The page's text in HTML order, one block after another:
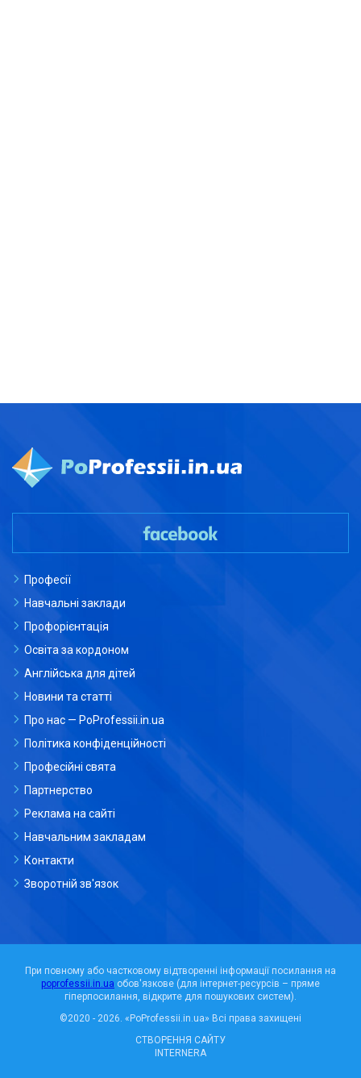
Професії
Навчальні заклади
Профорієнтація
Освіта за кордоном
Англійська для дітей
Новини та статті
Про нас — PoProfessii.in.ua
Політика конфіденційності
Професійні свята
Партнерство
Реклама на сайті
Навчальним закладам
Контакти
Зворотній зв'язок
При повному або частковому відтворенні інформації посилання на
poprofessii.in.ua обов'язкове (для інтернет-ресурсів – пряме
гіперпосилання, відкрите для пошукових систем).
СТВОРЕННЯ САЙТУ
INTERNERA
©2020 - 2026. «PoProfessii.in.ua» Всі права захищені